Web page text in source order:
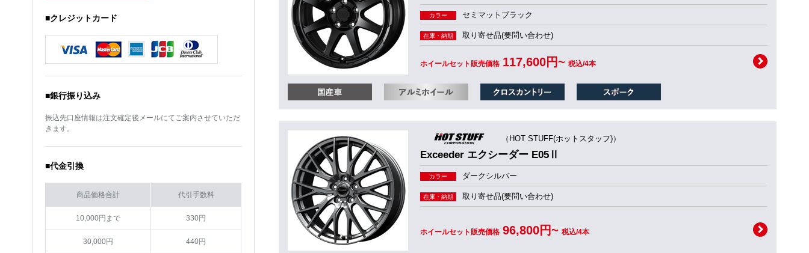
■クレジットカード
■銀行振り込み
振込先口座情報は注文確定後メールにてご案内させていただ
きます。
■代金引換
商品価格合計 代引手数料
10,000円まで 330円
30,000円 440円
カラー セミマットブラック
在庫・納期 取り寄せ品(要問い合わせ)
ホイールセット販売価格 117,600円~ 税込/4本
（HOT STUFF(ホットスタッフ)）
Exceeder エクシーダー E05Ⅱ
カラー ダークシルバー
在庫・納期 取り寄せ品(要問い合わせ)
ホイールセット販売価格 96,800円~ 税込/4本